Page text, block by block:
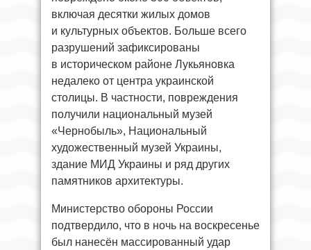
включая десятки жилых домов
и культурных объектов. Больше всего
разрушений зафиксированы
в историческом районе Лукьяновка
недалеко от центра украинской
столицы. В частности, повреждения
получили национальный музей
«Чернобыль», Национальный
художественный музей Украины,
здание МИД Украины и ряд других
памятников архитектуры.
Министерство обороны России
подтвердило, что в ночь на воскресенье
был нанесён массированный удар